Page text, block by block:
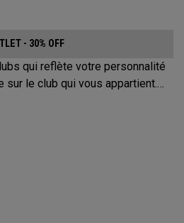
- 30% OFF
qui reflète votre personnalité
sur le club qui vous appartient.
avec ces couvre-clubs